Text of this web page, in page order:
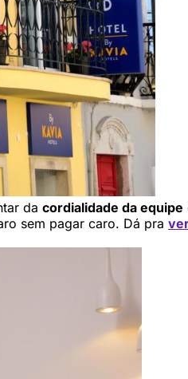
da cordialidade da equipe
sem pagar caro. Dá pra